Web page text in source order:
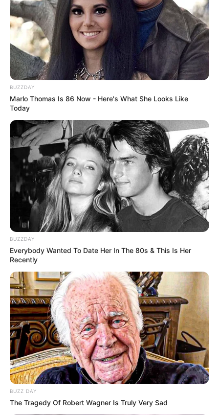
BUZZDAY
Marlo Thomas Is 86 Now - Here's What She Looks Like
Today
BUZZDAY
Everybody Wanted To Date Her In The 80s & This Is Her
Recently
BUZZ DAY
The Tragedy Of Robert Wagner Is Truly Very Sad